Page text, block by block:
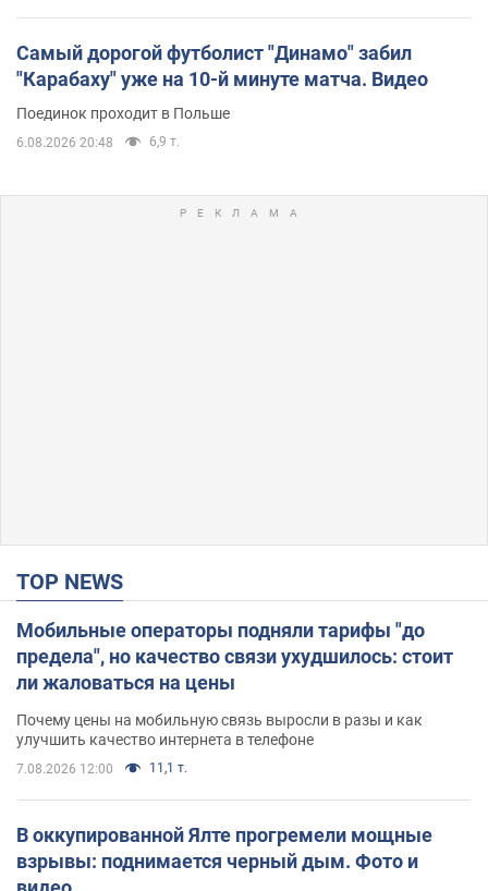
Самый дорогой футболист "Динамо" забил
"Карабаху" уже на 10-й минуте матча. Видео
Поединок проходит в Польше
6.08.2026 20:48 6,9 т.
TOP NEWS
Мобильные операторы подняли тарифы "до
предела", но качество связи ухудшилось: стоит
ли жаловаться на цены
Почему цены на мобильную связь выросли в разы и как
улучшить качество интернета в телефоне
7.08.2026 12:00 11,1 т.
В оккупированной Ялте прогремели мощные
взрывы: поднимается черный дым. Фото и